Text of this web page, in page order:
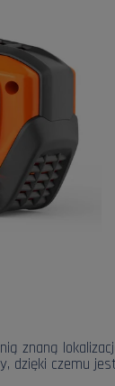
znaną
dzięki czemu